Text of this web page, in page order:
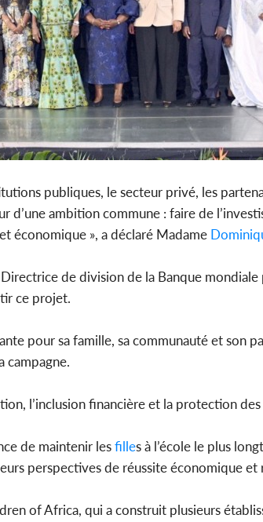
publiques, le secteur privé, les
d’une ambition commune : faire de
économique », a déclaré Madame
de division de la Banque mondiale
ce projet.
pour sa famille, sa communauté et son
campagne.
l’inclusion financière et la protection des
de maintenir lesfilles à l’école le plus
perspectives de réussite économique
of Africa, qui a construit plusieurs